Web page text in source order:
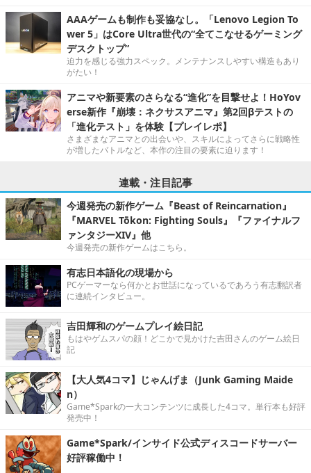
AAAゲームも制作も妥協なし。「Lenovo Legion To
wer 5」はCore Ultra世代の“全てこなせるゲーミング
デスクトップ”
迫力を感じる強力スペック。メンテナンスしやすい構造もあり
がたい！
アニマや新要素のさらなる“進化”を目撃せよ！HoYov
erse新作『崩壊：ネクサスアニマ』第2回βテストの
「進化テスト」を体験【プレイレポ】
さまざまなアニマとの出会いや、スキルによってさらに戦略性
が増したバトルなど、本作の注目の要素に迫ります！
連載・注目記事
今週発売の新作ゲーム『Beast of Reincarnation』
『MARVEL Tōkon: Fighting Souls』『ファイナルフ
ァンタジーXIV』他
今週発売の新作ゲームはこちら。
有志日本語化の現場から
PCゲーマーなら何かとお世話になっているであろう有志翻訳者
に連続インタビュー。
吉田輝和のゲームプレイ絵日記
もはやゲムスパの顔！どこかで見かけた吉田さんのゲーム絵日
記
【大人気4コマ】じゃんげま（Junk Gaming Maide
n）
Game*Sparkの一大コンテンツに成長した4コマ。単行本も好評
発売中！
Game*Spark/インサイド公式ディスコードサーバー
好評稼働中！